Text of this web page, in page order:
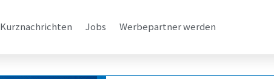
Kurznachrichten Jobs Werbepartner werden